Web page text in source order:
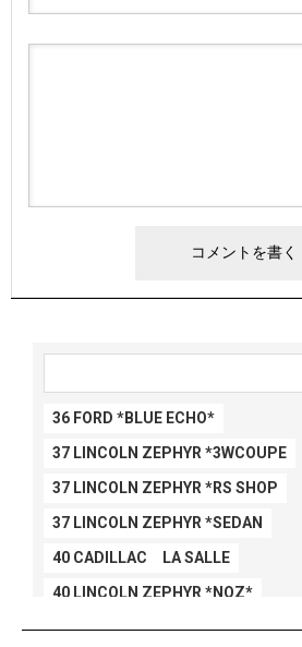
36 FORD *BLUE ECHO*
37 LINCOLN ZEPHYR *3WCOUPE
37 LINCOLN ZEPHYR *RS SHOP
37 LINCOLN ZEPHYR *SEDAN
40 CADILLAC LA SALLE
40 LINCOLN ZEPHYR *NOZ*
40 LINCOLN ZEPHYR *V12*